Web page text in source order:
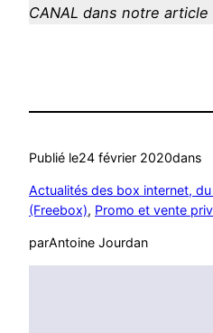
CANAL dans notre article
Publié le24 février 2020dans
Actualités des box internet,
(Freebox), Promo et vente
parAntoine Jourdan